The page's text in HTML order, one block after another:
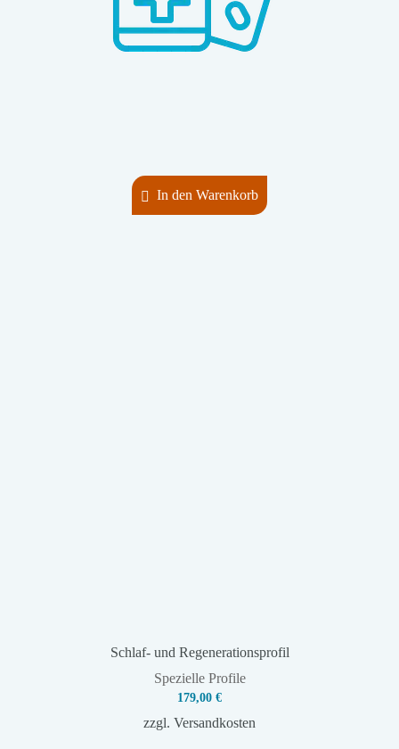
In den Warenkorb
Schlaf- und Regenerationsprofil
Spezielle Profile
179,00 €
zzgl. Versandkosten